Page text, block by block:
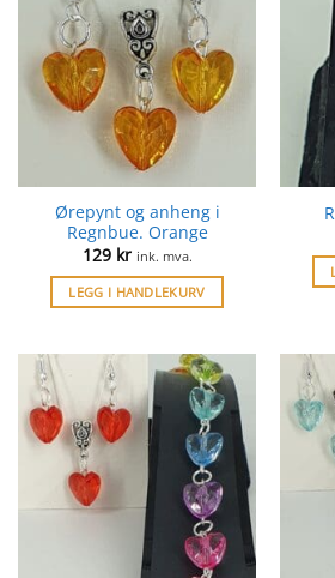
Ørepynt og anheng i
Regnbue. Orange
129 kr ink. mva.
LEGG I HANDLEKURV